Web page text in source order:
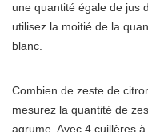
une quantité égale de jus
utilisez la moitié de la
blanc.
Combien de zeste de
mesurez la quantité de
agrume. Avec 4 cuillères